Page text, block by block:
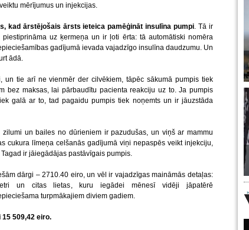
mērījumus un injekcijas.
kad ārstējošais ārsts ieteica pamēģināt insulīna pumpi. Tā ir
uz ķermeņa un ir ļoti ērta: tā automātiski nomēra
gadījumā ievada vajadzīgo insulīna daudzumu. Un
ādā.
un tie arī ne vienmēr der cilvēkiem, tāpēc sākumā pumpis tiek
bez maksas, lai pārbaudītu pacienta reakciju uz to. Ja pumpis
galā ar to, tad pagaidu pumpis tiek noņemts un ir jāuzstāda
zilumi un bailes no dūrieniem ir pazudušas, un viņš ar mammu
cukura līmeņa celšanās gadījumā viņi nepaspēs veikt injekciju,
ir jāiegādājas pastāvīgais pumpis.
dārgi – 2710.40 eiro, un vēl ir vajadzīgas maināmās detaļas:
un citas lietas, kuru iegādei mēnesī vidēji jāpatērē
turpmākajiem diviem gadiem.
509,42 eiro.